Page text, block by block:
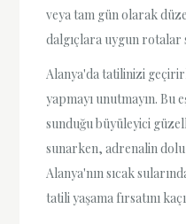
veya tam gün olarak
dalgıçlara uygun rotalar
Alanya'da tatilinizi
yapmayı unutmayın. Bu
sunduğu büyüleyici
sunarken, adrenalin
Alanya'nın sıcak
tatili yaşama fırsatını